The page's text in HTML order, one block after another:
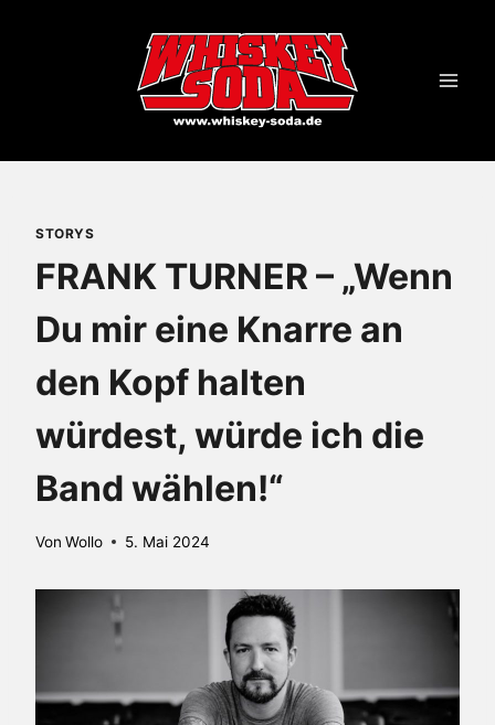
STORYS
FRANK TURNER – „Wenn
Du mir eine Knarre an
den Kopf halten
würdest, würde ich die
Band wählen!“
Von Wollo 5. Mai 2024